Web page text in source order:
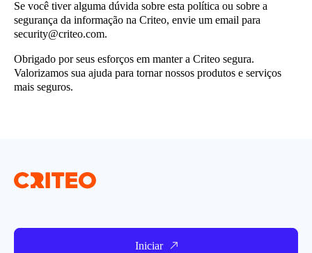
Se você tiver alguma dúvida sobre esta política ou sobre a
segurança da informação na Criteo, envie um email para
security@criteo.com.
Obrigado por seus esforços em manter a Criteo segura.
Valorizamos sua ajuda para tornar nossos produtos e serviços
mais seguros.
Iniciar